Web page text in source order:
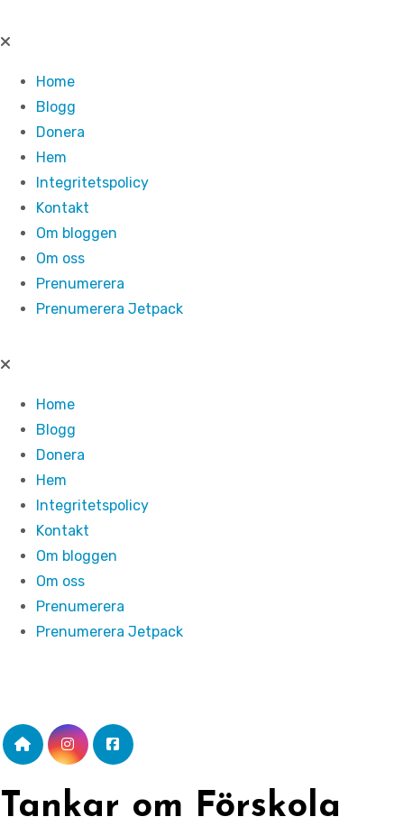
till
Home
Blogg
Donera
Hem
Integritetspolicy
Kontakt
Om bloggen
Om oss
Prenumerera
Prenumerera Jetpack
Home
Blogg
Donera
Hem
Integritetspolicy
Kontakt
Om bloggen
Om oss
Prenumerera
Prenumerera Jetpack
Tankar om Förskola